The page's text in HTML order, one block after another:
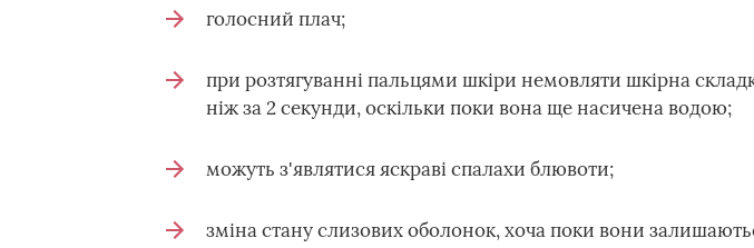
голосний плач;
при розтягуванні пальцями шкіри немовляти шкірна
ніж за 2 секунди, оскільки поки вона ще насичена водою;
можуть з'являтися яскраві спалахи блювоти;
зміна стану слизових оболонок, хоча поки вони